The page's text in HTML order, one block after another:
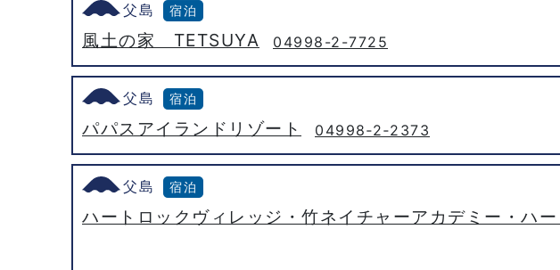
父島 宿泊
風土の家 TETSUYA 04998-2-7725
父島 宿泊
パパスアイランドリゾート 04998‐2‐2373
父島 宿泊
ハートロックヴィレッジ・竹ネイチャーアカデミー・ハ